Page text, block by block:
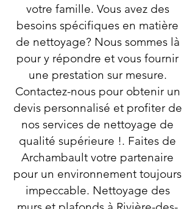
votre famille. Vous avez des
besoins spécifiques en matière
de nettoyage? Nous sommes là
pour y répondre et vous fournir
une prestation sur mesure.
Contactez-nous pour obtenir un
devis personnalisé et profiter de
nos services de nettoyage de
qualité supérieure !. Faites de
Archambault votre partenaire
pour un environnement toujours
impeccable. Nettoyage des